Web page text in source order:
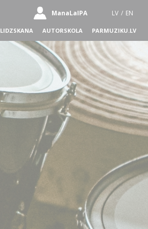
ManaLaIPA LV / EN
LIDZSKANA AUTORSKOLA PARMUZIKU.LV